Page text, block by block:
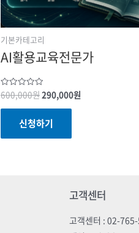
기본카테고리
AI활용교육전문가
Rated
0
out
600,000원290,000원
신청하기
고객센터
고객센터 : 02-